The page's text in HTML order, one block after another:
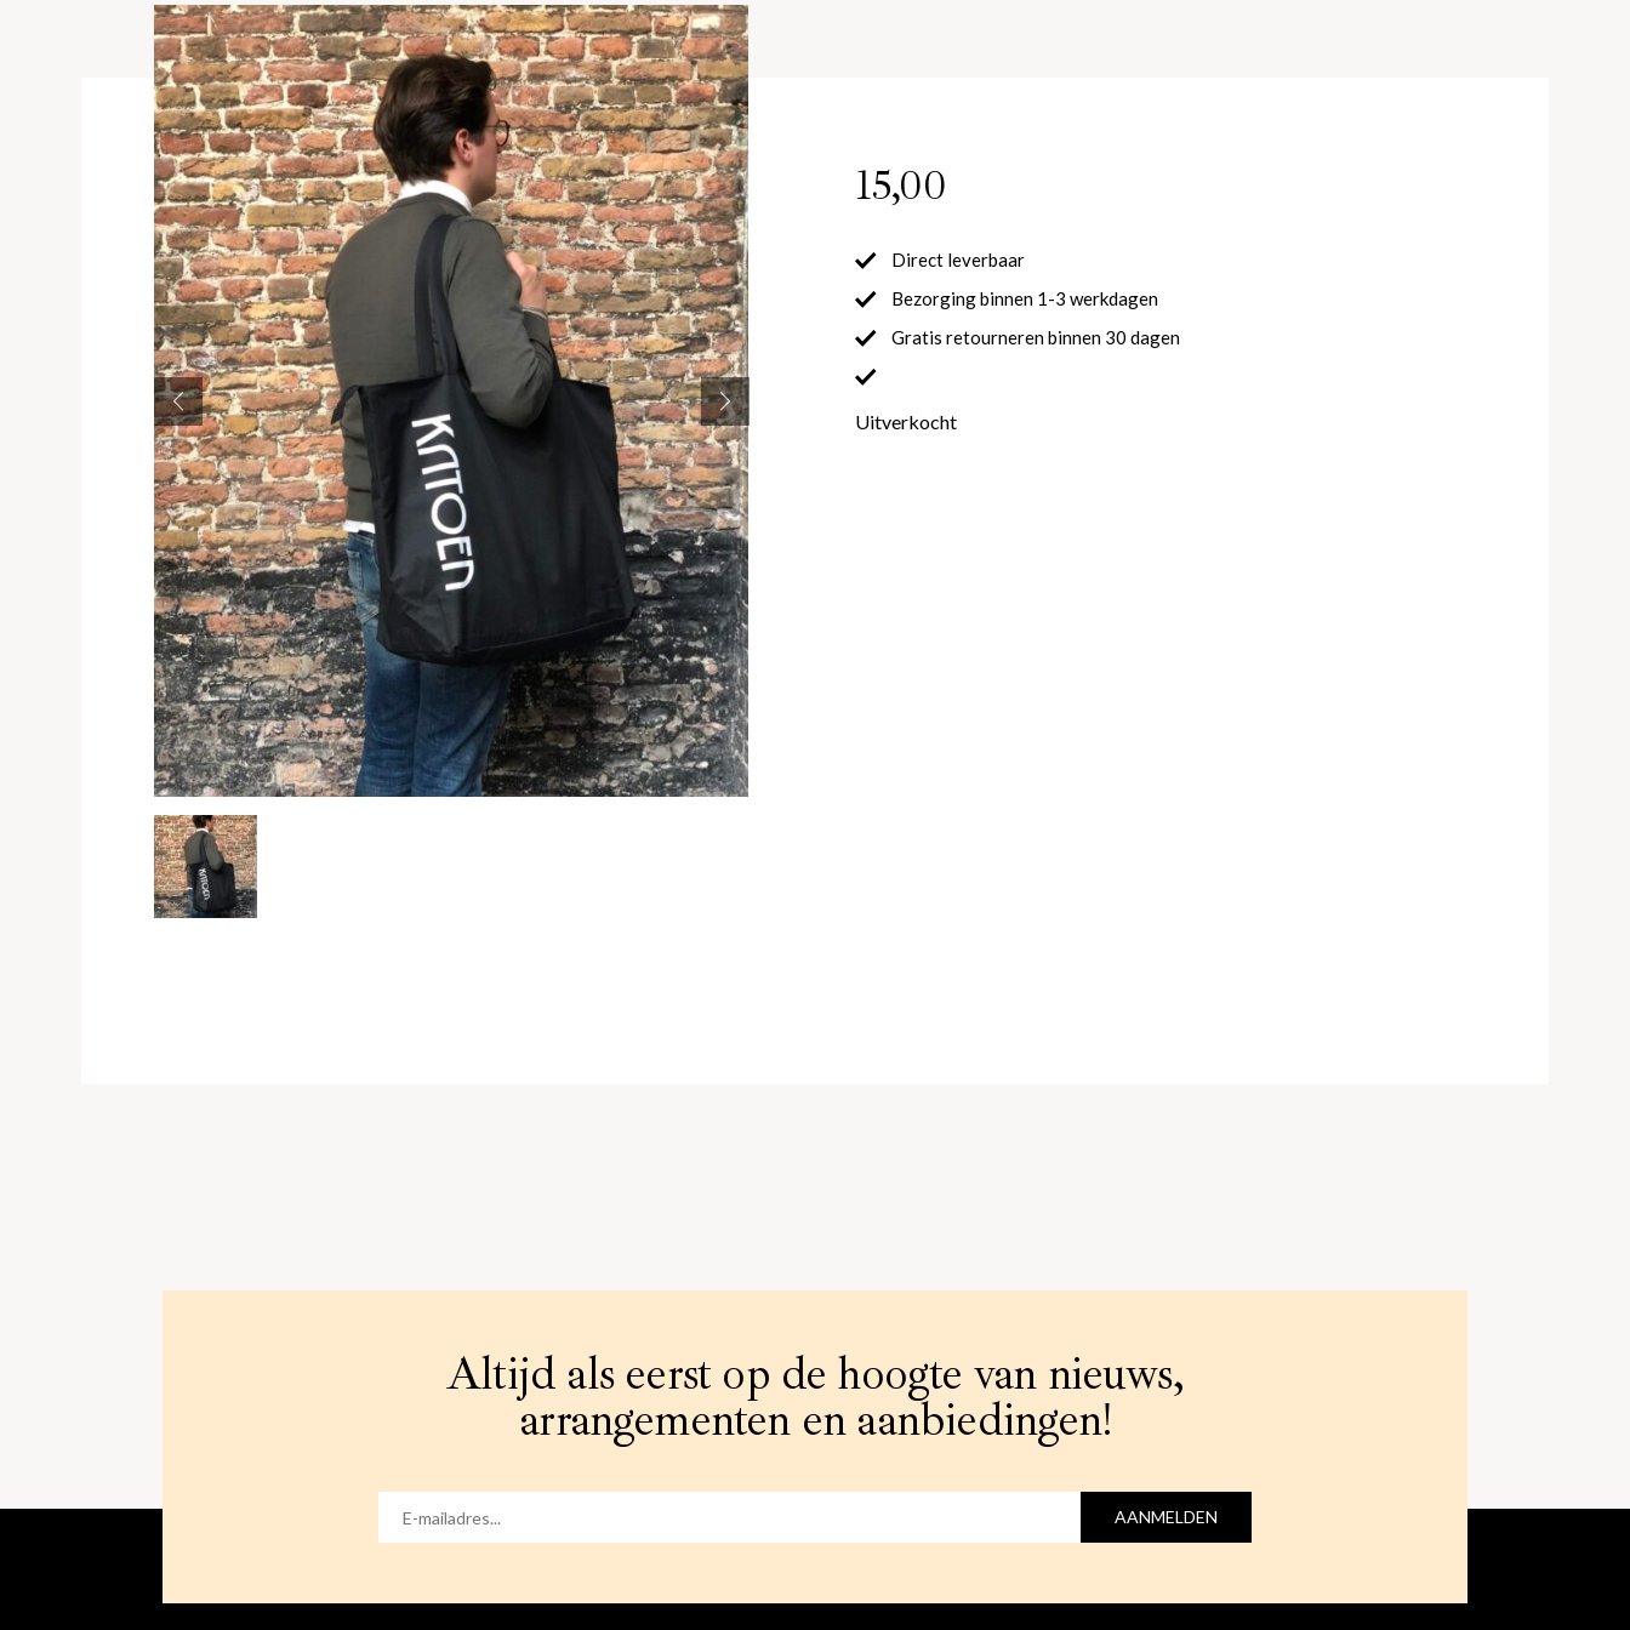
15,00
Direct leverbaar
Bezorging binnen 1-3 werkdagen
Gratis retourneren binnen 30 dagen
Uitverkocht
Altijd als eerst op de hoogte van nieuws,
arrangementen en aanbiedingen!
AANMELDEN